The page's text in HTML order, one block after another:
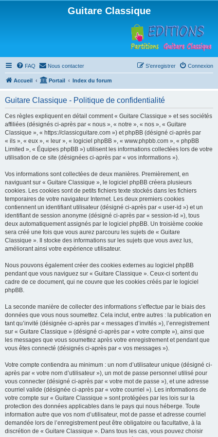
Guitare Classique
FAQ Nous contacter Connexion
S’enregistrer
Accueil Portail Index du forum
Guitare Classique - Politique de confidentialité
Ces règles expliquent en détail comment « Guitare Classique » et ses sociétés
affiliées (désignés ci-après par « nous », « notre », « nos », « Guitare
Classique », « https://classicguitare.com ») et phpBB (désigné ci-après par
« ils », « eux », « leur », « logiciel phpBB », « www.phpbb.com », « phpBB
Limited », « Équipes phpBB ») utilisent les informations collectées lors de votre
utilisation de ce site (désignées ci-après par « vos informations »).
Vos informations sont collectées de deux manières. Premièrement, en
naviguant sur « Guitare Classique », le logiciel phpBB créera plusieurs
cookies. Les cookies sont de petits fichiers texte stockés dans les fichiers
temporaires de votre navigateur Internet. Les deux premiers cookies
contiennent un identifiant utilisateur (désigné ci-après par « user-id ») et un
identifiant de session anonyme (désigné ci-après par « session-id »), tous
deux automatiquement assignés par le logiciel phpBB. Un troisième cookie
sera créé une fois que vous aurez parcouru les sujets de « Guitare
Classique ». Il stocke des informations sur les sujets que vous avez lus,
améliorant ainsi votre expérience utilisateur.
Nous pouvons également créer des cookies externes au logiciel phpBB
pendant que vous naviguez sur « Guitare Classique ». Ceux-ci sortent du
cadre de ce document, qui ne couvre que les cookies créés par le logiciel
phpBB.
La seconde manière de collecter des informations s’effectue par le biais des
données que vous nous soumettez. Cela inclut, entre autres : la publication en
tant qu’invité (désignée ci-après par « messages d’invités »), l’enregistrement
sur « Guitare Classique » (désigné ci-après par « votre compte »), ainsi que
les messages que vous soumettez après votre enregistrement et pendant que
vous êtes connecté (désignés ci-après par « vos messages »).
Votre compte contiendra au minimum : un nom d’utilisateur unique (désigné ci-
après par « votre nom d’utilisateur »), un mot de passe personnel utilisé pour
vous connecter (désigné ci-après par « votre mot de passe »), et une adresse
courriel valide (désignée ci-après par « votre courriel »). Les informations de
votre compte sur « Guitare Classique » sont protégées par les lois sur la
protection des données applicables dans le pays qui nous héberge. Toute
information autre que vos nom d’utilisateur, mot de passe et adresse courriel
demandée lors de l’enregistrement peut être obligatoire ou facultative, à la
discrétion de « Guitare Classique ». Dans tous les cas, vous pouvez choisir